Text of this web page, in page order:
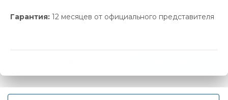
Гарантия: 12 месяцев от официального представителя